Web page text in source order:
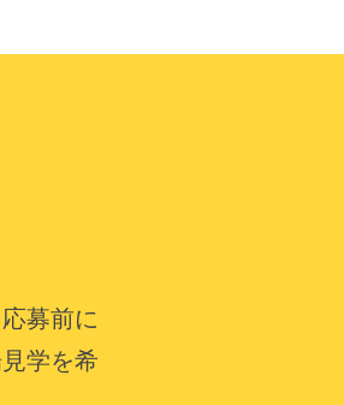
募前に
学を希